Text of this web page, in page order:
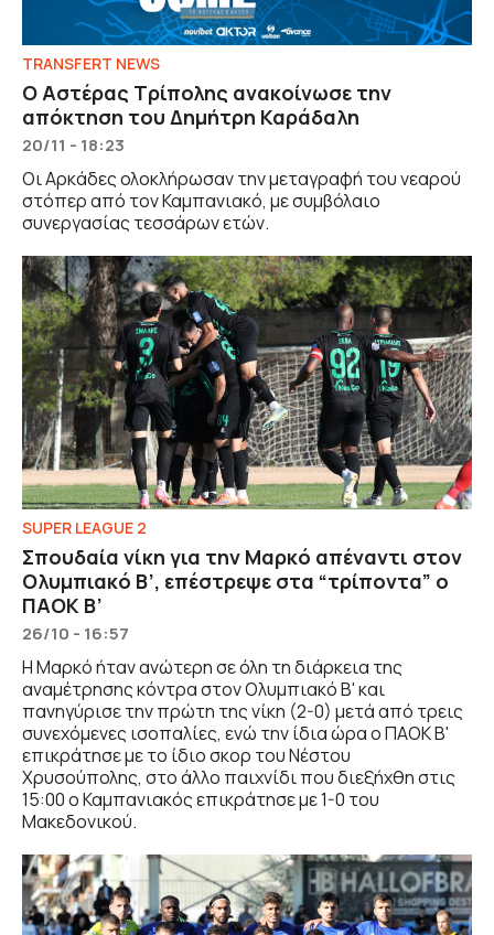
TRANSFERT NEWS
Ο Αστέρας Τρίπολης ανακοίνωσε την
απόκτηση του Δημήτρη Καράδαλη
20/11 - 18:23
Οι Αρκάδες ολοκλήρωσαν την μεταγραφή του νεαρού
στόπερ από τον Καμπανιακό, με συμβόλαιο
συνεργασίας τεσσάρων ετών.
SUPER LEAGUE 2
Σπουδαία νίκη για την Μαρκό απέναντι στον
Ολυμπιακό Β’, επέστρεψε στα “τρίποντα” ο
ΠΑΟΚ Β’
26/10 - 16:57
Η Μαρκό ήταν ανώτερη σε όλη τη διάρκεια της
αναμέτρησης κόντρα στον Ολυμπιακό Β' και
πανηγύρισε την πρώτη της νίκη (2-0) μετά από τρεις
συνεχόμενες ισοπαλίες, ενώ την ίδια ώρα ο ΠΑΟΚ Β'
επικράτησε με το ίδιο σκορ του Νέστου
Χρυσούπολης, στο άλλο παιχνίδι που διεξήχθη στις
15:00 ο Καμπανιακός επικράτησε με 1-0 του
Μακεδονικού.